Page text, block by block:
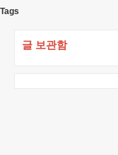
Tags
글 보관함